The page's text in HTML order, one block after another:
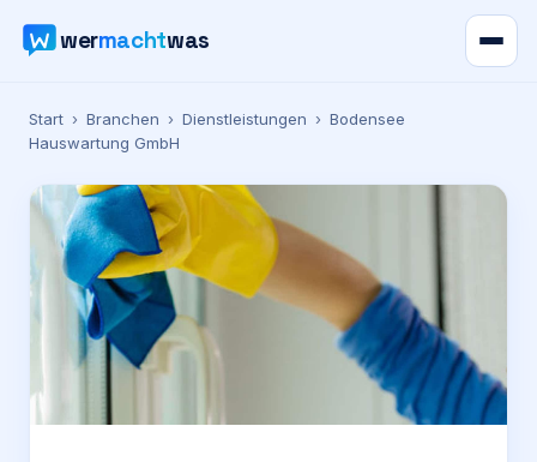
wermachtwas
Verzeichnis
Karte
News
Ratgeber
Start › Branchen › Dienstleistungen › Bodensee
Hauswartung GmbH